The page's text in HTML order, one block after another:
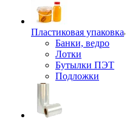
Пластиковая упаковка
Банки, ведро
Лотки
Бутылки ПЭТ
Подложки